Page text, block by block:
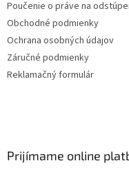
Poučenie o práve na
Obchodné podmienky
Ochrana osobných údajov
Záručné podmienky
Reklamačný formulár
Prijímame online